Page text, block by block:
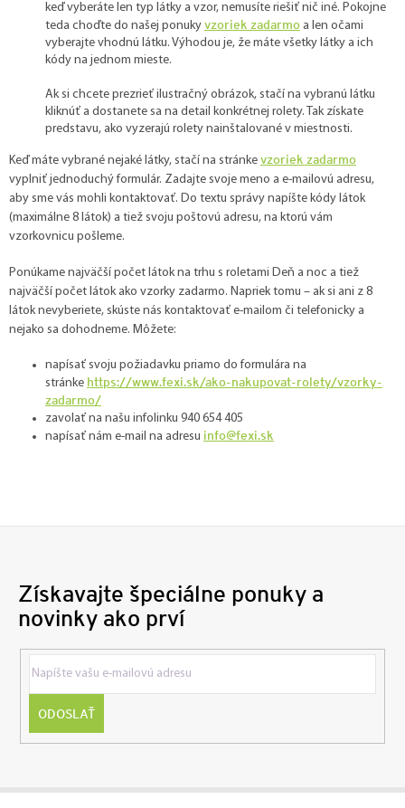
keď vyberáte len typ látky a vzor, nemusíte riešiť nič iné. Pokojne
teda choďte do našej ponuky vzoriek zadarmo a len očami
vyberajte vhodnú látku. Výhodou je, že máte všetky látky a ich
kódy na jednom mieste.
Ak si chcete prezrieť ilustračný obrázok, stačí na vybranú látku
kliknúť a dostanete sa na detail konkrétnej rolety. Tak získate
predstavu, ako vyzerajú rolety nainštalované v miestnosti.
Keď máte vybrané nejaké látky, stačí na stránke vzoriek zadarmo
vyplniť jednoduchý formulár. Zadajte svoje meno a e-mailovú adresu,
aby sme vás mohli kontaktovať. Do textu správy napíšte kódy látok
(maximálne 8 látok) a tiež svoju poštovú adresu, na ktorú vám
vzorkovnicu pošleme.
Ponúkame najväčší počet látok na trhu s roletami Deň a noc a tiež
najväčší počet látok ako vzorky zadarmo. Napriek tomu – ak si ani z 8
látok nevyberiete, skúste nás kontaktovať e-mailom či telefonicky a
nejako sa dohodneme. Môžete:
napísať svoju požiadavku priamo do formulára na
stránke https://www.fexi.sk/ako-nakupovat-rolety/vzorky-
zadarmo/
zavolať na našu infolinku 940 654 405
napísať nám e-mail na adresu info@fexi.sk
Získavajte špeciálne ponuky a
novinky ako prví
ODOSLAŤ